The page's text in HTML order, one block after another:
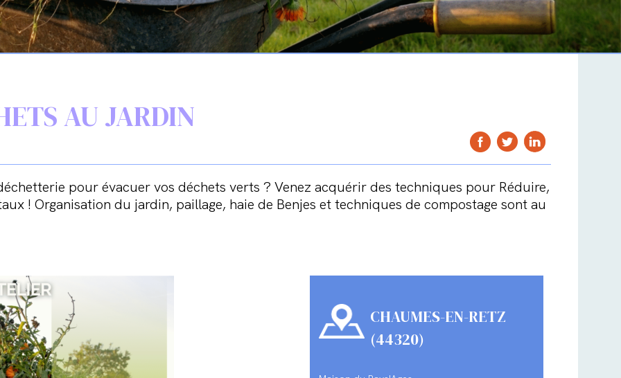
AU JARDIN
pour évacuer vos déchets verts ? Venez acquérir des techniques pour Réduire,
! Organisation du jardin, paillage, haie de Benjes et techniques de compostage sont au
CHAUMES-EN-RETZ
(44320)